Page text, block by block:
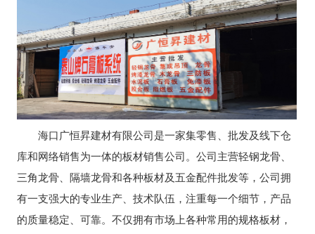
海口广恒昇建材有限公司是一家集零售、批发及线下仓
库和网络销售为一体的板材销售公司。公司主营轻钢龙骨、
三角龙骨、隔墙龙骨和各种板材及五金配件批发等，公司拥
有一支强大的专业生产、技术队伍，注重每一个细节，产品
的质量稳定、可靠。不仅拥有市场上各种常用的规格板材，